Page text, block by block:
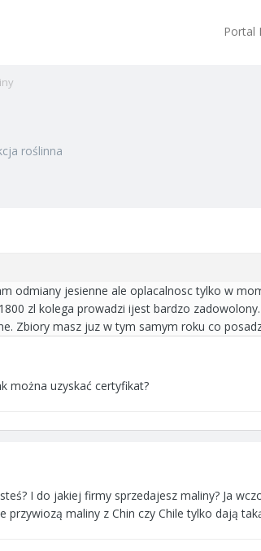
Portal
roślinna
odmiany jesienne ale oplacalnosc tylko w
zl kolega prowadzi ijest bardzo
Zbiory masz juz w tym samym roku co
można uzyskać certyfikat?
I do jakiej firmy sprzedajesz maliny? Ja
przywiozą maliny z Chin czy Chile tylko dają